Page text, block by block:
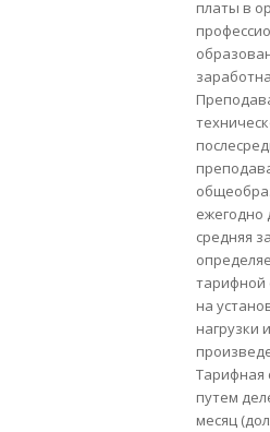
платы в
ежегодно
средняя
тарифной
на
нагрузки
Тарифная
путем
месяц